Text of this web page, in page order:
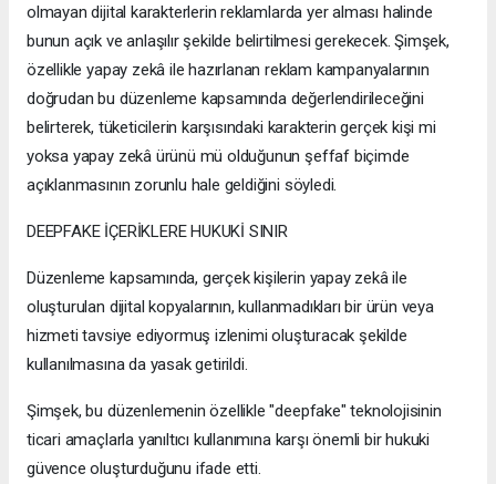
olmayan dijital karakterlerin reklamlarda yer alması halinde
bunun açık ve anlaşılır şekilde belirtilmesi gerekecek. Şimşek,
özellikle yapay zekâ ile hazırlanan reklam kampanyalarının
doğrudan bu düzenleme kapsamında değerlendirileceğini
belirterek, tüketicilerin karşısındaki karakterin gerçek kişi mi
yoksa yapay zekâ ürünü mü olduğunun şeffaf biçimde
açıklanmasının zorunlu hale geldiğini söyledi.
DEEPFAKE İÇERİKLERE HUKUKİ SINIR
Düzenleme kapsamında, gerçek kişilerin yapay zekâ ile
oluşturulan dijital kopyalarının, kullanmadıkları bir ürün veya
hizmeti tavsiye ediyormuş izlenimi oluşturacak şekilde
kullanılmasına da yasak getirildi.
Şimşek, bu düzenlemenin özellikle "deepfake" teknolojisinin
ticari amaçlarla yanıltıcı kullanımına karşı önemli bir hukuki
güvence oluşturduğunu ifade etti.